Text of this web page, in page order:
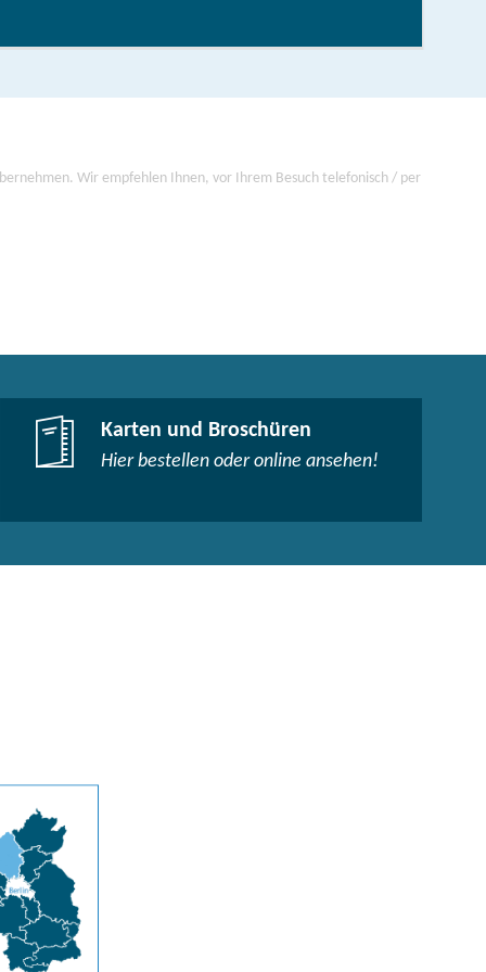
Wir empfehlen Ihnen, vor Ihrem Besuch telefonisch / per
Karten und Broschüren
Hier bestellen oder online ansehen!